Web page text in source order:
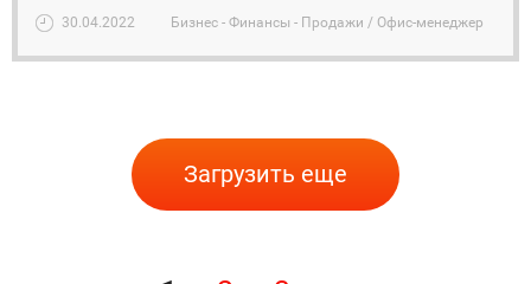
30.04.2022 Бизнес - Финансы - Продажи / Офис-менеджер
Загрузить еще